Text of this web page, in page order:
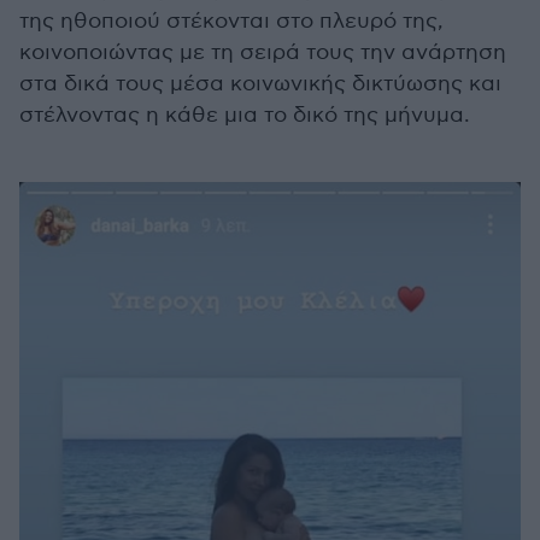
της ηθοποιού στέκονται στο πλευρό της,
κοινοποιώντας με τη σειρά τους την ανάρτηση
στα δικά τους μέσα κοινωνικής δικτύωσης και
στέλνοντας η κάθε μια το δικό της μήνυμα.